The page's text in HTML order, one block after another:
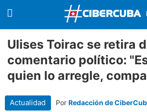
Ulises Toirac se retira
comentario político:
quien lo arregle,
Actualidad Por Redacción de